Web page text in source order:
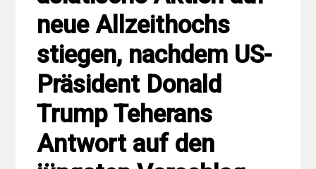
neue Allzeithochs
stiegen, nachdem US-
Präsident Donald
Trump Teherans
Antwort auf den